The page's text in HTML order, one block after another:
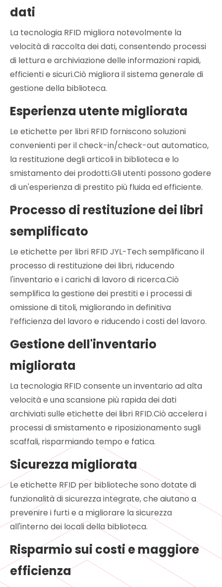
dati
La tecnologia RFID migliora notevolmente la
velocità di raccolta dei dati, consentendo processi
di lettura e archiviazione delle informazioni rapidi,
efficienti e sicuri.Ciò migliora il sistema generale di
gestione della biblioteca.
Esperienza utente migliorata
Le etichette per libri RFID forniscono soluzioni
convenienti per il check-in/check-out automatico,
la restituzione degli articoli in biblioteca e lo
smistamento dei prodotti.Gli utenti possono godere
di un'esperienza di prestito più fluida ed efficiente.
Processo di restituzione dei libri
semplificato
Le etichette per libri RFID JYL-Tech semplificano il
processo di restituzione dei libri, riducendo
l'inventario e i carichi di lavoro di ricerca.Ciò
semplifica la gestione dei prestiti e i processi di
omissione di titoli, migliorando in definitiva
l’efficienza del lavoro e riducendo i costi del lavoro.
Gestione dell'inventario
migliorata
La tecnologia RFID consente un inventario ad alta
velocità e una scansione più rapida dei dati
archiviati sulle etichette dei libri RFID.Ciò accelera i
processi di smistamento e riposizionamento sugli
scaffali, risparmiando tempo e fatica.
Sicurezza migliorata
Le etichette RFID per biblioteche sono dotate di
funzionalità di sicurezza integrate, che aiutano a
prevenire i furti e a migliorare la sicurezza
all'interno dei locali della biblioteca.
Risparmio sui costi e maggiore
efficienza